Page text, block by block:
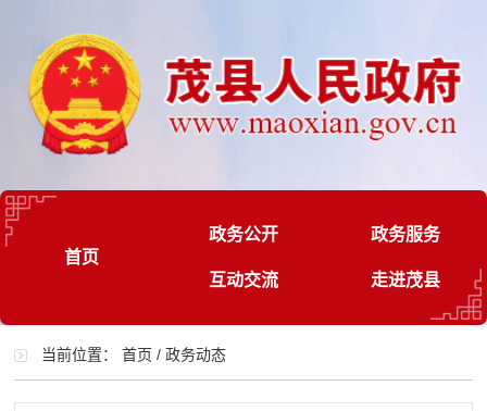
首页
政务公开 政务服务
互动交流 走进茂县
当前位置：首页 /政务动态